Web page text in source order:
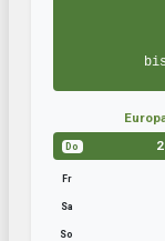
Do
Fr
Sa
So